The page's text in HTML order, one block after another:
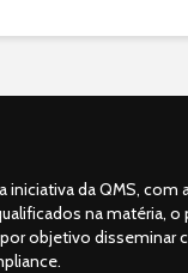
iniciativa da QMS, com
na matéria, o
objetivo disseminar